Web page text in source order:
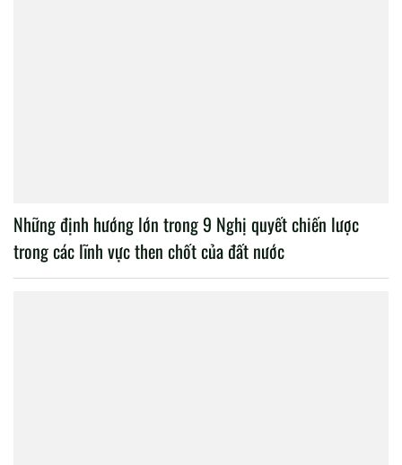
Những định hướng lớn trong 9 Nghị quyết chiến lược
trong các lĩnh vực then chốt của đất nước